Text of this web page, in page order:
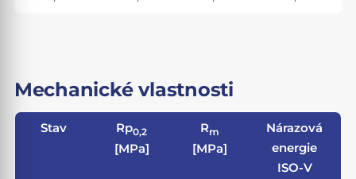
Mechanické vlastnosti
Stav Rp0,2
[MPa]
Rm
[MPa]
Nárazová
energie
ISO-V